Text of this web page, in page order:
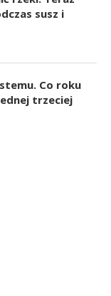
susz i
Co roku
trzeciej